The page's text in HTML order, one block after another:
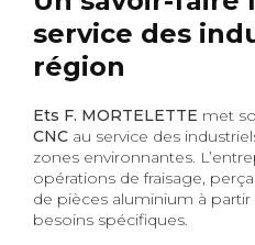
service des
région
Ets F. MORTELETTE met
CNC au service des
zones environnantes.
opérations de fraisage,
de pièces aluminium à
besoins spécifiques.